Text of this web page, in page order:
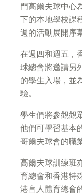
門高爾夫球中心
下的本地學校課
週的活動展開序
在週四和週五，
球總會將邀請另
的學生入場，並
驗。
學生們將參觀觀
他們可學習基本
哥爾夫球會的職
高爾夫球訓練班
育總會和香港特
港盲人體育總會